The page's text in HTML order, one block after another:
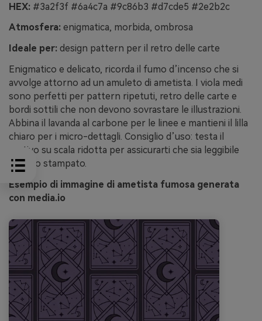
HEX: #3a2f3f #6a4c7a #9c86b3 #d7cde5 #2e2b2c
Atmosfera: enigmatica, morbida, ombrosa
Ideale per: design pattern per il retro delle carte
Enigmatico e delicato, ricorda il fumo d’incenso che si
avvolge attorno ad un amuleto di ametista. I viola medi
sono perfetti per pattern ripetuti, retro delle carte e
bordi sottili che non devono sovrastare le illustrazioni.
Abbina il lavanda al carbone per le linee e mantieni il lilla
chiaro per i micro-dettagli. Consiglio d’uso: testa il
motivo su scala ridotta per assicurarti che sia leggibile
quando stampato.
Esempio di immagine di ametista fumosa generata
con media.io